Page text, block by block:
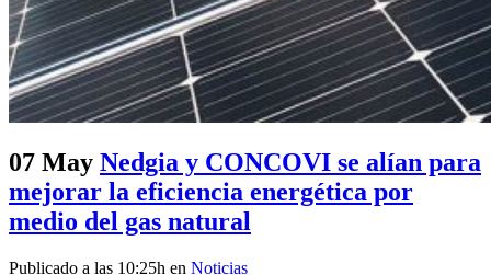
07 May Nedgia y CONCOVI se alían para
mejorar la eficiencia energética por
medio del gas natural
Publicado a las 10:25h en Noticias